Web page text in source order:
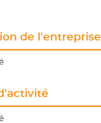
de l'entreprise